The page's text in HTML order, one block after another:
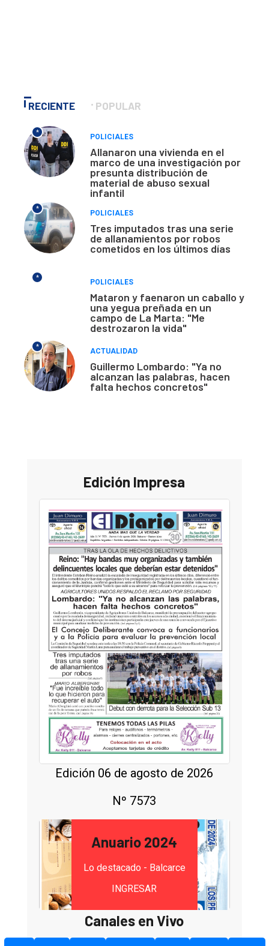
RECIENTE POPULAR
*
POLICIALES
Allanaron una vivienda en el
marco de una investigación por
presunta distribución de
material de abuso sexual
infantil
*
POLICIALES
Tres imputados tras una serie
de allanamientos por robos
cometidos en los últimos días
*
POLICIALES
Mataron y faenaron un caballo y
una yegua preñada en un
campo de La Marta: "Me
destrozaron la vida"
*
ACTUALIDAD
Guillermo Lombardo: "Ya no
alcanzan las palabras, hacen
falta hechos concretos"
Edición Impresa
Edición 06 de agosto de 2026
Nº 7573
Anuario 2024
Lo destacado - Balcarce
INGRESAR
Canales en Vivo